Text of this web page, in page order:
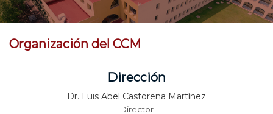
Organización del CCM
Dirección
Dr. Luis Abel Castorena Martínez
Director